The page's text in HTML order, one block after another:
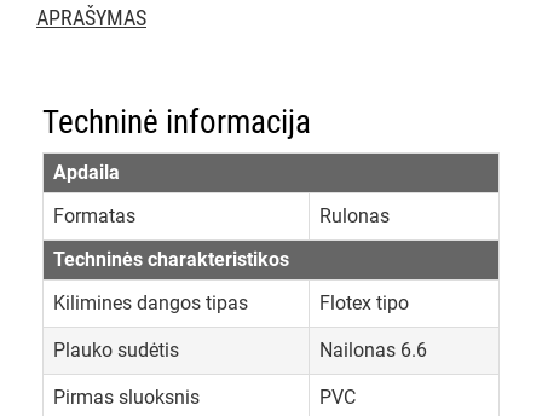
APRAŠYMAS
Techninė informacija
Apdaila
Formatas
Rulonas
Techninės charakteristikos
Kilimines dangos tipas
Flotex tipo
Plauko sudėtis Nailonas 6.6
Pirmas sluoksnis PVC